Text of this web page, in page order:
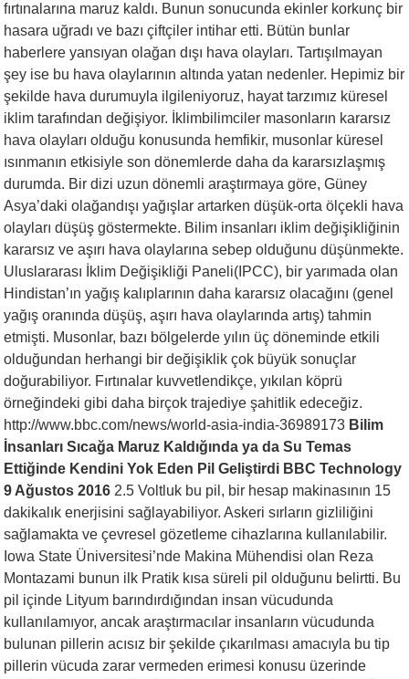
fırtınalarına maruz kaldı. Bunun sonucunda ekinler korkunç bir
hasara uğradı ve bazı çiftçiler intihar etti. Bütün bunlar
haberlere yansıyan olağan dışı hava olayları. Tartışılmayan
şey ise bu hava olaylarının altında yatan nedenler. Hepimiz bir
şekilde hava durumuyla ilgileniyoruz, hayat tarzımız küresel
iklim tarafından değişiyor. İklimbilimciler masonların kararsız
hava olayları olduğu konusunda hemfikir, musonlar küresel
ısınmanın etkisiyle son dönemlerde daha da kararsızlaşmış
durumda. Bir dizi uzun dönemli araştırmaya göre, Güney
Asya’daki olağandışı yağışlar artarken düşük-orta ölçekli hava
olayları düşüş göstermekte. Bilim insanları iklim değişikliğinin
kararsız ve aşırı hava olaylarına sebep olduğunu düşünmekte.
Uluslararası İklim Değişikliği Paneli(IPCC), bir yarımada olan
Hindistan’ın yağış kalıplarının daha kararsız olacağını (genel
yağış oranında düşüş, aşırı hava olaylarında artış) tahmin
etmişti. Musonlar, bazı bölgelerde yılın üç döneminde etkili
olduğundan herhangi bir değişiklik çok büyük sonuçlar
doğurabiliyor. Fırtınalar kuvvetlendikçe, yıkılan köprü
örneğindeki gibi daha birçok trajediye şahitlik edeceğiz.
http://www.bbc.com/news/world-asia-india-36989173 Bilim
İnsanları Sıcağa Maruz Kaldığında ya da Su Temas
Ettiğinde Kendini Yok Eden Pil Geliştirdi BBC Technology
9 Ağustos 2016 2.5 Voltluk bu pil, bir hesap makinasının 15
dakikalık enerjisini sağlayabiliyor. Askeri sırların gizliliğini
sağlamakta ve çevresel gözetleme cihazlarına kullanılabilir.
Iowa State Üniversitesi’nde Makina Mühendisi olan Reza
Montazami bunun ilk Pratik kısa süreli pil olduğunu belirtti. Bu
pil içinde Lityum barındırdığından insan vücudunda
kullanılamıyor, ancak araştırmacılar insanların vücudunda
bulunan pillerin acısız bir şekilde çıkarılması amacıyla bu tip
pillerin vücuda zarar vermeden erimesi konusu üzerinde